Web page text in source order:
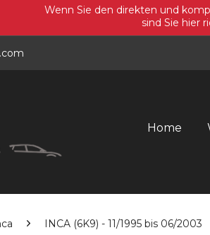
Wenn Sie den direkten und
sind Sie hier
Home
INCA (6K9) - 11/1995 bis 06/2003